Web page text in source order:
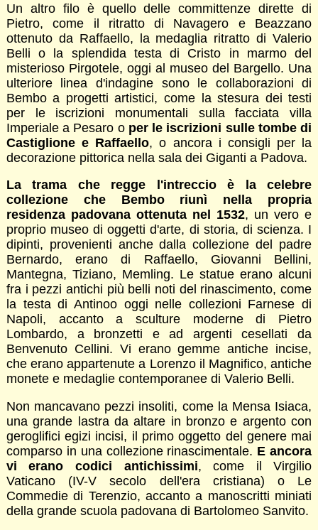
Un altro filo è quello delle committenze dirette di
Pietro, come il ritratto di Navagero e Beazzano
ottenuto da Raffaello, la medaglia ritratto di Valerio
Belli o la splendida testa di Cristo in marmo del
misterioso Pirgotele, oggi al museo del Bargello. Una
ulteriore linea d'indagine sono le collaborazioni di
Bembo a progetti artistici, come la stesura dei testi
per le iscrizioni monumentali sulla facciata villa
Imperiale a Pesaro o per le iscrizioni sulle tombe di
Castiglione e Raffaello, o ancora i consigli per la
decorazione pittorica nella sala dei Giganti a Padova.
La trama che regge l'intreccio è la celebre
collezione che Bembo riunì nella propria
residenza padovana ottenuta nel 1532, un vero e
proprio museo di oggetti d'arte, di storia, di scienza. I
dipinti, provenienti anche dalla collezione del padre
Bernardo, erano di Raffaello, Giovanni Bellini,
Mantegna, Tiziano, Memling. Le statue erano alcuni
fra i pezzi antichi più belli noti del rinascimento, come
la testa di Antinoo oggi nelle collezioni Farnese di
Napoli, accanto a sculture moderne di Pietro
Lombardo, a bronzetti e ad argenti cesellati da
Benvenuto Cellini. Vi erano gemme antiche incise,
che erano appartenute a Lorenzo il Magnifico, antiche
monete e medaglie contemporanee di Valerio Belli.
Non mancavano pezzi insoliti, come la Mensa Isiaca,
una grande lastra da altare in bronzo e argento con
geroglifici egizi incisi, il primo oggetto del genere mai
comparso in una collezione rinascimentale. E ancora
vi erano codici antichissimi, come il Virgilio
Vaticano (IV-V secolo dell'era cristiana) o Le
Commedie di Terenzio, accanto a manoscritti miniati
della grande scuola padovana di Bartolomeo Sanvito.